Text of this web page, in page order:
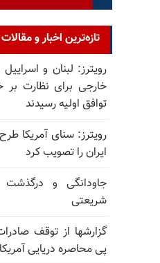
تازه‌ترین اخبار و مقالات
رویترز: لبنان و
خارجی برای نظارت بر
توافق اولیه رسیدند
رویترز: سنای آمریکا
ایران را تصویب کرد
جاودانگی و
شریعتی
گزارشها از توقف
پی محاصره دریایی آمریکا